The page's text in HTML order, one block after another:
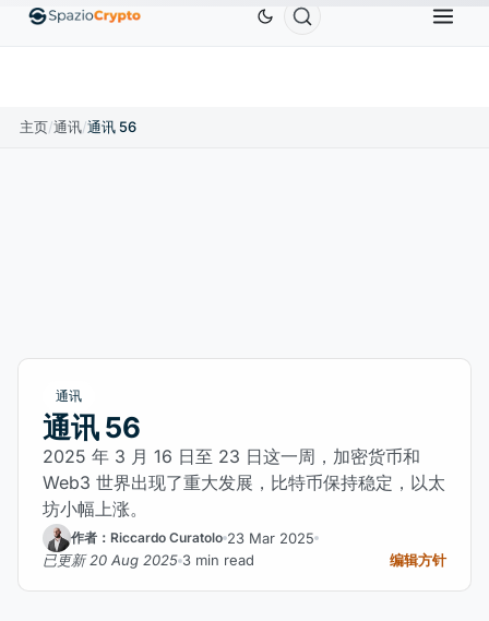
EthereumETHUS$1,880.58 TetherUSDT ↑0.00%
主页/通讯/通讯 56
通讯
通讯 56
2025 年 3 月 16 日至 23 日这一周，加密货币和
Web3 世界出现了重大发展，比特币保持稳定，以太
坊小幅上涨。
作者：Riccardo Curatolo 23 Mar 2025
已更新 20 Aug 2025 3 min read 编辑方针